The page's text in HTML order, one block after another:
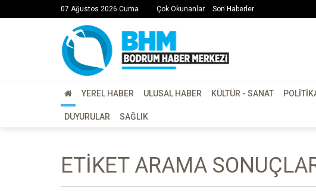
07 Ağustos 2026 Cuma Çok Okunanlar Son Haberler
YEREL HABER ULUSAL HABER KÜLTÜR - SANAT
DUYURULAR SAĞLIK
ETIKET ARAMA